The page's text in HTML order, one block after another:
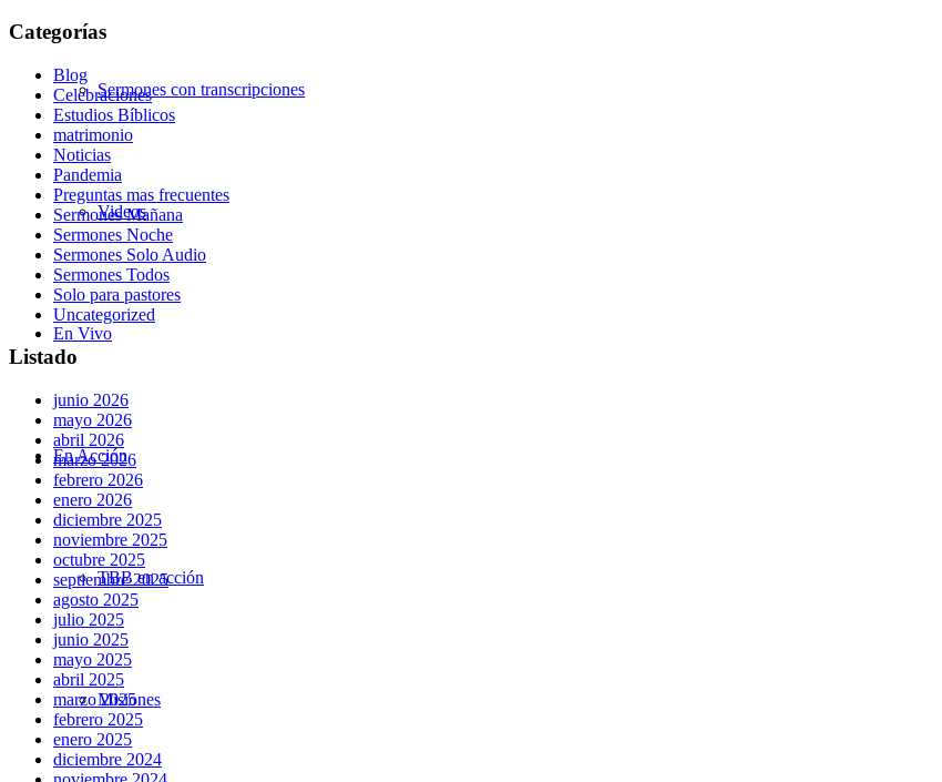
Sermones con transcripciones
Videos
En Vivo
En Acción
TBB en acción
Misiones
Categorías
Blog
Celebraciones
Estudios Bíblicos
matrimonio
Noticias
Pandemia
Preguntas mas frecuentes
Sermones Mañana
Sermones Noche
Sermones Solo Audio
Sermones Todos
Solo para pastores
Uncategorized
Listado
junio 2026
mayo 2026
abril 2026
marzo 2026
febrero 2026
enero 2026
diciembre 2025
noviembre 2025
octubre 2025
septiembre 2025
agosto 2025
julio 2025
junio 2025
mayo 2025
abril 2025
marzo 2025
febrero 2025
enero 2025
diciembre 2024